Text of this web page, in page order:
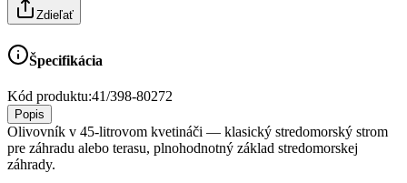
Zdieľať
Špecifikácia
Kód produktu:41/398-80272
Popis
Olivovník v 45-litrovom kvetináči — klasický stredomorský strom
pre záhradu alebo terasu, plnohodnotný základ stredomorskej
záhrady.